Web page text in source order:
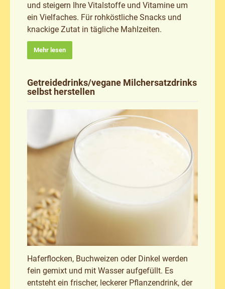
und steigern Ihre Vitalstoffe und Vitamine um
ein Vielfaches. Für rohköstliche Snacks und
knackige Zutat in tägliche Mahlzeiten.
Mehr lesen
Getreidedrinks/vegane Milchersatzdrinks
selbst herstellen
Haferflocken, Buchweizen oder Dinkel werden
fein gemixt und mit Wasser aufgefüllt. Es
entsteht ein frischer, leckerer Pflanzendrink, der